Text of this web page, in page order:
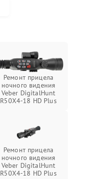
Ремонт прицела
ночного видения
Veber DigitalHunt
R50X4-18 HD Plus
Ремонт прицела
ночного видения
Veber DigitalHunt
R50X4-18 HD Plus